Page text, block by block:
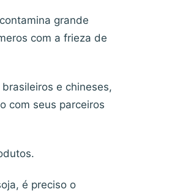
grande
com a frieza de
e chineses,
com seus parceiros
é preciso o